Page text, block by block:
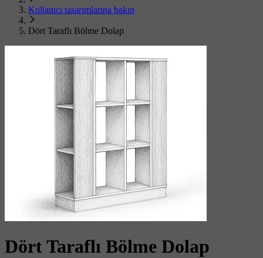
Kullanıcı tasarımlarına bakın
Dört Taraflı Bölme Dolap
Dört Taraflı Bölme Dolap